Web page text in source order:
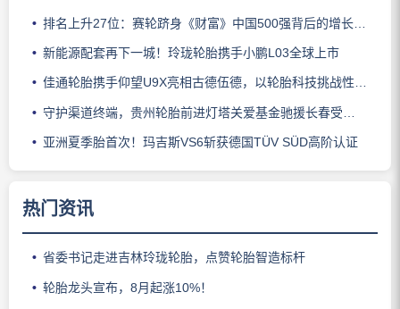
排名上升27位：赛轮跻身《财富》中国500强背后的增长逻辑
新能源配套再下一城！玲珑轮胎携手小鹏L03全球上市
佳通轮胎携手仰望U9X亮相古德伍德，以轮胎科技挑战性能边界
守护渠道终端，贵州轮胎前进灯塔关爱基金驰援长春受灾门店
亚洲夏季胎首次！玛吉斯VS6斩获德国TÜV SÜD高阶认证
热门资讯
省委书记走进吉林玲珑轮胎，点赞轮胎智造标杆
轮胎龙头宣布，8月起涨10%！